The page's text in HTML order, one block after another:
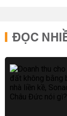
ĐỌC